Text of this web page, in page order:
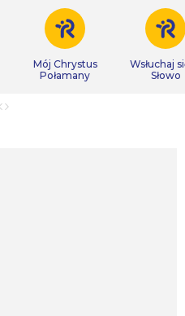
Mój Chrystus
Połamany
Wsłuchaj
Słowo